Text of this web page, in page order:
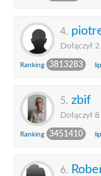
4.
Dołączył
Ranking 3813283
5. zbif
Dołączył
Ranking 3451410
6.